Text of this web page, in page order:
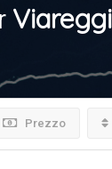
Prezzo